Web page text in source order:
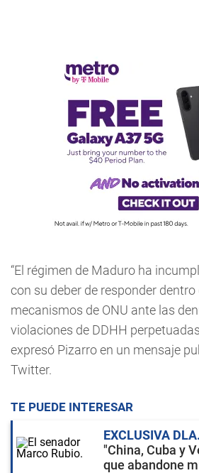
“El régimen de Maduro ha
con su deber de responder dentro
mecanismos de ONU ante las
violaciones de DDHH
expresó Pizarro en un mensaje
Twitter.
TE PUEDE INTERESAR
EXCLUSIVA DLA
"China, Cuba y
que abandone